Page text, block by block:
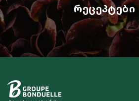
ᲠᲔᲪᲔᲞᲢᲔᲑᲘ